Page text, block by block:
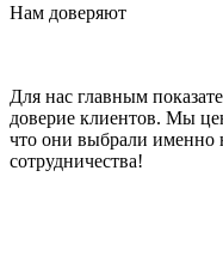
Нам доверяют
Для нас главным
доверие клиентов. Мы
что они выбрали именно
сотрудничества!